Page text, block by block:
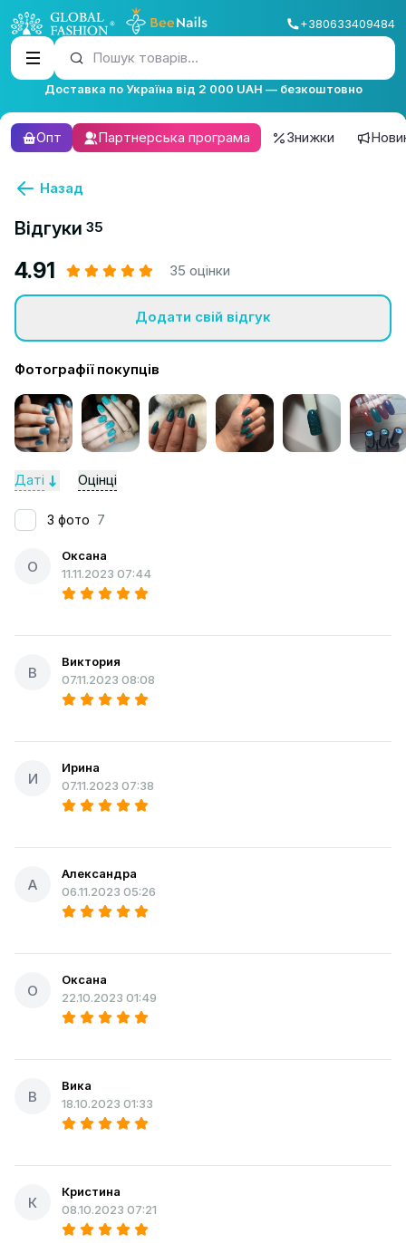
+380633409484
Пошук товарів...
Доставка по Україна від 2 000 UAH — безкоштовно
Опт Партнерська програма Знижки
Назад
Відгуки 35
4.91 35 оцінки
Додати свій відгук
Фотографії покупців
Даті Оцінці
З фото 7
О
Оксана
11.11.2023 07:44
В
Виктория
07.11.2023 08:08
И
Ирина
07.11.2023 07:38
А
Александра
06.11.2023 05:26
О
Оксана
22.10.2023 01:49
В
Вика
18.10.2023 01:33
К
Кристина
08.10.2023 07:21